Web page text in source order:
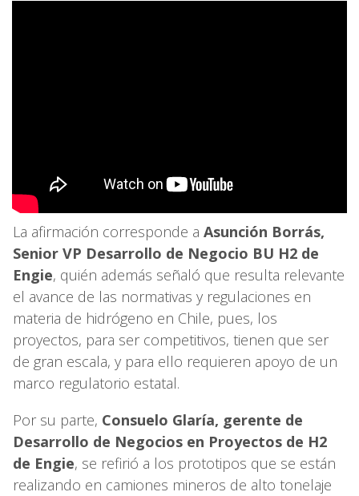
La afirmación corresponde a Asunción Borrás,
Senior VP Desarrollo de Negocio BU H2 de
Engie, quién además señaló que resulta relevante
el avance de las normativas y regulaciones en
materia de hidrógeno en Chile, pues, los
proyectos, para ser competitivos, tienen que ser
de gran escala, y para ello requieren apoyo de un
marco regulatorio estatal.
Por su parte, Consuelo Glaría, gerente de
Desarrollo de Negocios en Proyectos de H2
de Engie, se refirió a los prototipos que se están
realizando en camiones mineros de alto tonelaje